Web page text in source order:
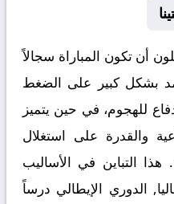
أن تكون المباراة سجالاً
بشكل كبير على الضغط
للهجوم، في حين يتميز
والقدرة على استغلال
هذا التباين في الأساليب
الدوري الإيطالي درساً